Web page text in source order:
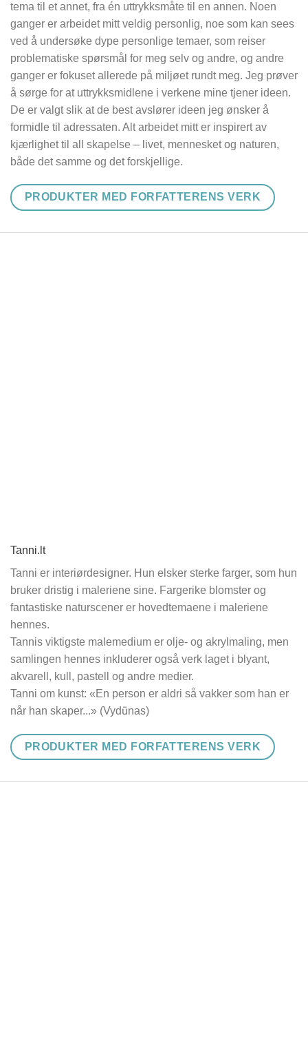
tema til et annet, fra én uttrykksmåte til en annen. Noen
ganger er arbeidet mitt veldig personlig, noe som kan sees
ved å undersøke dype personlige temaer, som reiser
problematiske spørsmål for meg selv og andre, og andre
ganger er fokuset allerede på miljøet rundt meg. Jeg prøver
å sørge for at uttrykksmidlene i verkene mine tjener ideen.
De er valgt slik at de best avslører ideen jeg ønsker å
formidle til adressaten. Alt arbeidet mitt er inspirert av
kjærlighet til all skapelse – livet, mennesket og naturen,
både det samme og det forskjellige.
PRODUKTER MED FORFATTERENS VERK
Tanni.lt
Tanni er interiørdesigner. Hun elsker sterke farger, som hun
bruker dristig i maleriene sine. Fargerike blomster og
fantastiske naturscener er hovedtemaene i maleriene
hennes.
Tannis viktigste malemedium er olje- og akrylmaling, men
samlingen hennes inkluderer også verk laget i blyant,
akvarell, kull, pastell og andre medier.
Tanni om kunst: «En person er aldri så vakker som han er
når han skaper...» (Vydūnas)
PRODUKTER MED FORFATTERENS VERK